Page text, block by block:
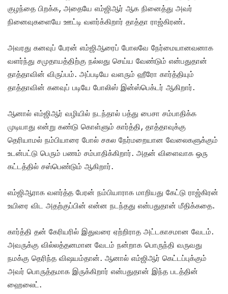
குழந்தை பிறக்க, அதையே எம்ஜிஆர் ஆக நினைத்து அவர்
நினைவுகளையே ஊட்டி வளர்க்கிறார் தாத்தா ராஜ்கிரண்.
அவரது கனவுப் பேரன் எம்ஜிஆரைப் போலவே நேர்மையானவனாக
வளர்ந்து சமுதாயத்திற்கு நல்லது செய்ய வேண்டும் என்பதுதான்
தாத்தாவின் விருப்பம். அப்படியே வளரும் ஹீரோ கார்த்தியும்
தாத்தாவின் கனவுப் படியே போலிஸ் இன்ஸ்பெக்டர் ஆகிறார்.
ஆனால் எம்ஜிஆர் வழியில் நடந்தால் பத்து பைசா சம்பாதிக்க
முடியாது என்று கண்டு கொள்ளும் கார்த்தி, தாத்தாவுக்கு
தெரியாமல் நம்பியாரை போல் சகல நேர்மறையான வேலைகளுக்கும்
உடன்பட்டு பெரும் பணம் சம்பாதிக்கிறார். அதன் விளைவாக ஒரு
கட்டத்தில் சஸ்பெண்டும் ஆகிறார்.
எம்ஜிஆராக வளர்த்த பேரன் நம்பியாராக மாறியது கேட்டு ராஜ்கிரன்
உயிரை விட அதற்குப்பின் என்ன நடந்தது என்பதுதான் மீதிக்கதை.
கார்த்தி தன் கேரியரில் இதுவரை ஏற்றிராத அட்டகாசமான வேடம்.
அவருக்கு வில்லத்தனமான வேடம் நன்றாக பொருந்தி வருவது
நமக்கு தெரிந்த விஷயம்தான். ஆனால் எம்ஜிஆர் கெட்டப்புக்கும்
அவர் பொருத்தமாக இருக்கிறார் என்பதுதான் இந்த படத்தின்
ஹைலைட்.